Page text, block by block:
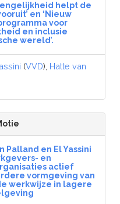
helpt de
en ‘Nieuw
voor
en inclusie
wereld’.
(VVD), Hatte van
Palland en El Yassini
en
actief
vormgeving van
werkwijze in lagere